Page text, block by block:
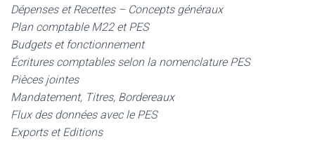
Dépenses et Recettes – Concepts généraux
Plan comptable M22 et PES
Budgets et fonctionnement
Écritures comptables selon la nomenclature PES
Pièces jointes
Mandatement, Titres, Bordereaux
Flux des données avec le PES
Exports et Editions